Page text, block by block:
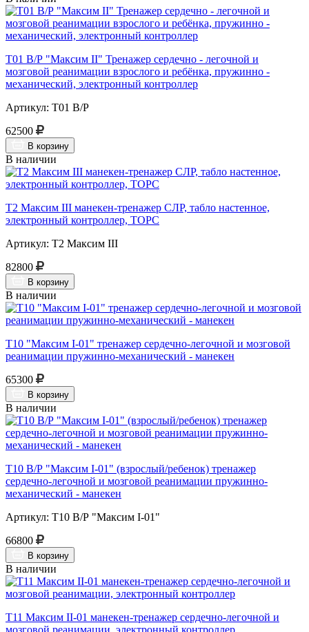
Т01 В/Р "Максим II" Тренажер сердечно - легочной и
мозговой реанимации взрослого и ребёнка, пружинно -
механический, электронный контроллер
Артикул: Т01 В/Р
62500
В корзину
В наличии
Т2 Максим III манекен-тренажер СЛР, табло настенное,
электронный контроллер, ТОРС
Артикул: Т2 Максим III
82800
В корзину
В наличии
Т10 "Максим I-01" тренажер сердечно-легочной и мозговой
реанимации пружинно-механический - манекен
65300
В корзину
В наличии
Т10 В/Р "Максим I-01" (взрослый/ребенок) тренажер
сердечно-легочной и мозговой реанимации пружинно-
механический - манекен
Артикул: Т10 В/Р "Максим I-01"
66800
В корзину
В наличии
Т11 Максим II-01 манекен-тренажер сердечно-легочной и
мозговой реанимации, электронный контроллер